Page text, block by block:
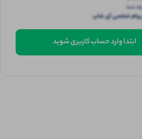
شما
شخصی آی شاپ
ابتدا وارد حساب کاربری شوید